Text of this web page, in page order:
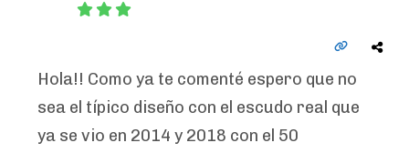
Hola!! Como ya te comenté espero que no
sea el típico diseño con el escudo real que
ya se vio en 2014 y 2018 con el 50